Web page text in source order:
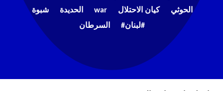
الحوثي
كيان الاحتلال war الحديدة
شبوة
#لبنان#
السرطان